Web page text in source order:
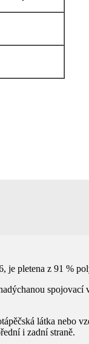
je pletena z 91 %
látka nebo
i zadní straně.